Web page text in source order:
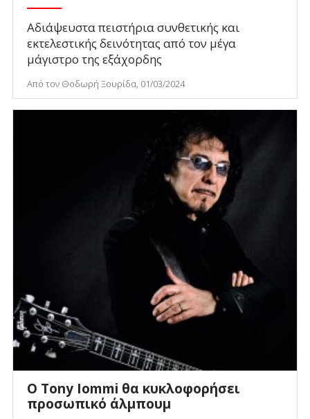
Αδιάψευστα πειστήρια συνθετικής και
εκτελεστικής δεινότητας από τον μέγα
μάγιστρο της εξάχορδης
Από τον Θοδωρή Ξουρίδα, 01/03/2024
Ο Tony Iommi θα κυκλοφορήσει
προσωπικό άλμπουμ